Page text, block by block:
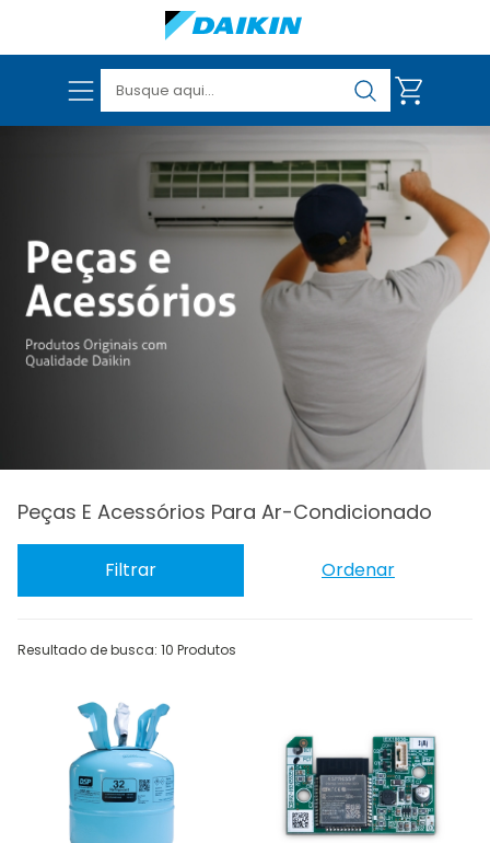
VER TODOS OS PRODUTOS
Peças E Acessórios Para Ar-Condicionado
Filtrar Ordenar
Resultado de busca: 10 Produtos